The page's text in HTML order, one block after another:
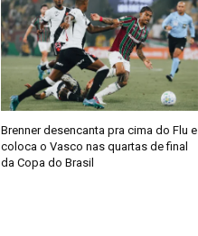
Brenner desencanta pra cima do Flu e
coloca o Vasco nas quartas de final
da Copa do Brasil